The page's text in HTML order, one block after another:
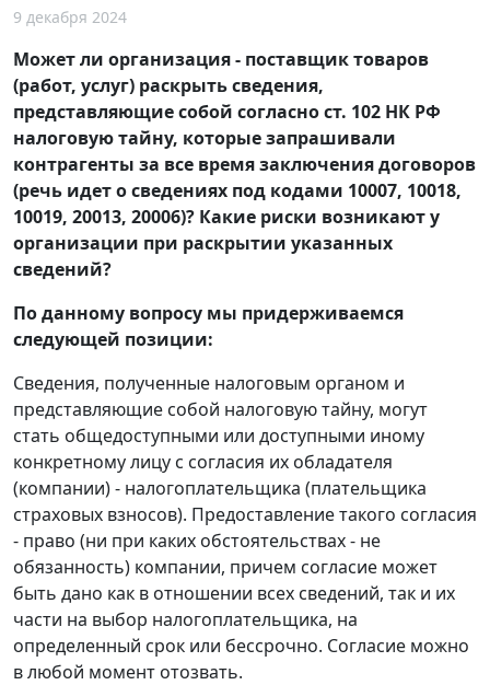
9 декабря 2024
Может ли организация - поставщик товаров
(работ, услуг) раскрыть сведения,
представляющие собой согласно ст. 102 НК РФ
налоговую тайну, которые запрашивали
контрагенты за все время заключения договоров
(речь идет о сведениях под кодами 10007, 10018,
10019, 20013, 20006)? Какие риски возникают у
организации при раскрытии указанных
сведений?
По данному вопросу мы придерживаемся
следующей позиции:
Сведения, полученные налоговым органом и
представляющие собой налоговую тайну, могут
стать общедоступными или доступными иному
конкретному лицу с согласия их обладателя
(компании) - налогоплательщика (плательщика
страховых взносов). Предоставление такого согласия
- право (ни при каких обстоятельствах - не
обязанность) компании, причем согласие может
быть дано как в отношении всех сведений, так и их
части на выбор налогоплательщика, на
определенный срок или бессрочно. Согласие можно
в любой момент отозвать.